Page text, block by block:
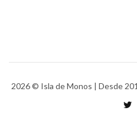
2026© Isla de Monos | Desde